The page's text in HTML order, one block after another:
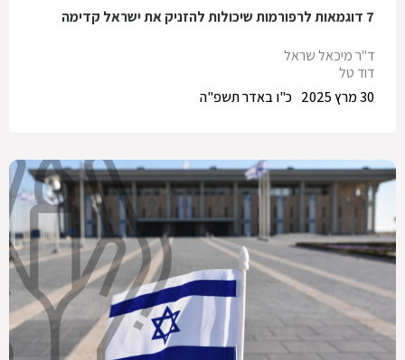
7 דוגמאות לרפורמות שיכולות להזניק את ישראל קדימה
ד"ר מיכאל שראל
דוד טל
כ"ו באדר תשפ"ה
30 מרץ 2025